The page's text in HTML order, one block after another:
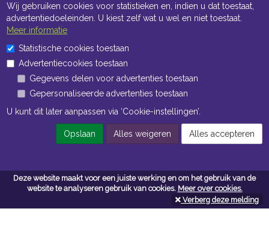
Deze website maakt voor een juiste werking en om het gebruik van de
website te analyseren gebruik van cookies. Meer over cookies.
Verberg deze melding
Openingstijden Kantoor
Openingstijden Magazijn
Navigatie
Algemene voorwaarden
Privacy
Wij gebruiken cookies voor statistieken en, indien u dat toestaat,
advertentiedoeleinden. U kiest zelf wat u wel en niet toestaat.
Meer informatie
Statistische cookies toestaan
Advertentiecookies toestaan
Gegevens delen voor advertenties toestaan
Gepersonaliseerde advertenties toestaan
U kunt dit later aanpassen via ‘Cookie-instellingen’.
Opslaan Alles weigeren Alles accepteren